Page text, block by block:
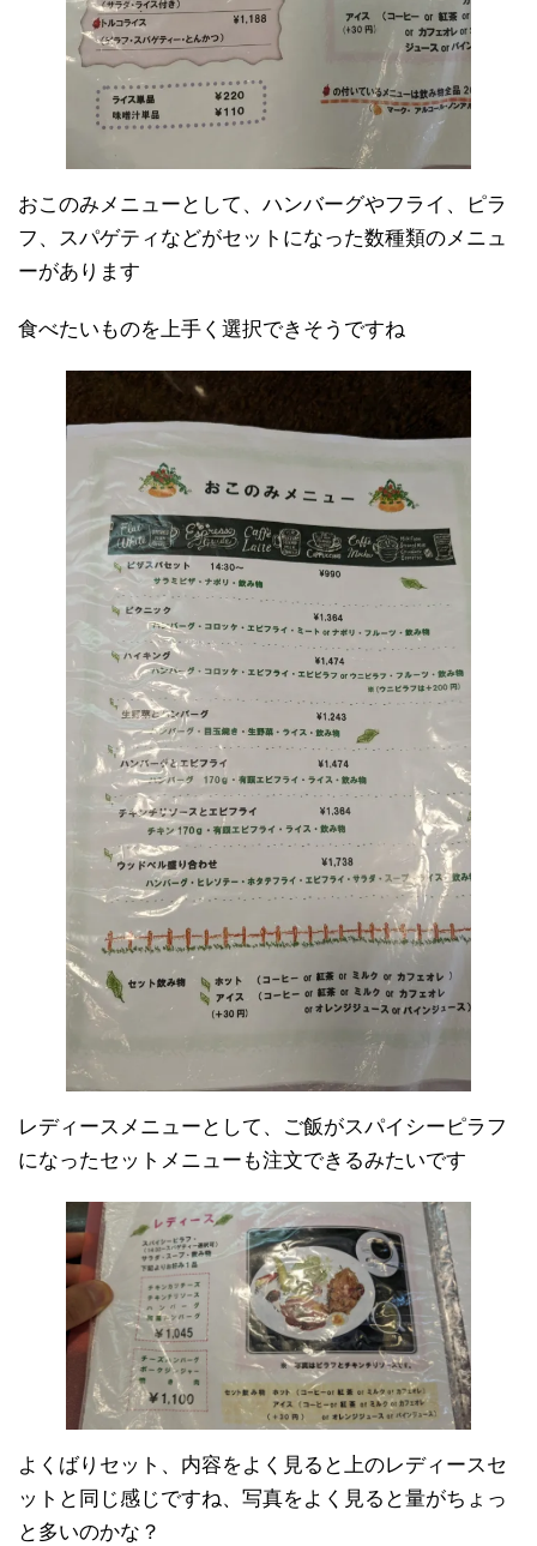
おこのみメニューとして、ハンバーグやフライ、ピラ
フ、スパゲティなどがセットになった数種類のメニュ
ーがあります
食べたいものを上手く選択できそうですね
レディースメニューとして、ご飯がスパイシーピラフ
になったセットメニューも注文できるみたいです
よくばりセット、内容をよく見ると上のレディースセ
ットと同じ感じですね、写真をよく見ると量がちょっ
と多いのかな？